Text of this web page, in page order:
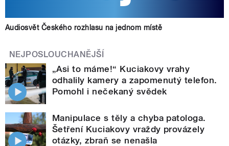
Audiosvět Českého rozhlasu na jednom místě
NEJPOSLOUCHANĚJŠÍ
„Asi to máme!“ Kuciakovy vrahy
odhalily kamery a zapomenutý telefon.
Pomohl i nečekaný svědek
Manipulace s těly a chyba patologa.
Šetření Kuciakovy vraždy provázely
otázky, zbraň se nenašla